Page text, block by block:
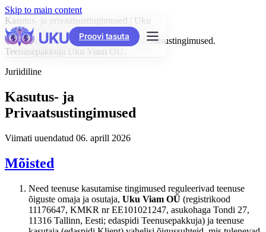
Skip to main content
Proovi tasuta
Kasutus- ja privaatsustingimused | Uku
Uku tööhaldustarkvara kasutus- ja privaatsustingimused.
Teenusepakkuja Uku Viam OÜ.
Juriidiline
Kasutus- ja
Privaatsustingimused
Viimati uuendatud 06. aprill 2026
Mõisted
Need teenuse kasutamise tingimused reguleerivad teenuse
õiguste omaja ja osutaja, Uku Viam OÜ (registrikood
11176647, KMKR nr EE101021247, asukohaga Tondi 27,
11316 Tallinn, Eesti; edaspidi Teenusepakkuja) ja teenuse